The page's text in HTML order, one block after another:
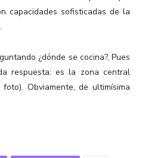
capacidades sofisticadas de la
¿dónde se cocina?, Pues
respuesta: es la zona central
Obviamente, de ultimísima